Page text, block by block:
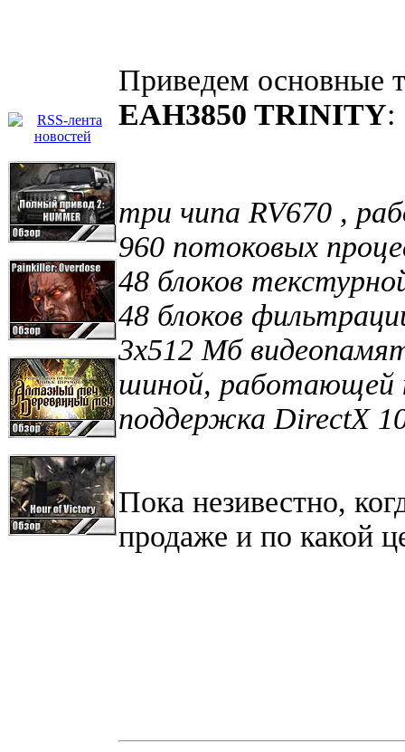
Приведем основные
EAH3850 TRINITY:
три чипа RV670 ,
960 потоковых
48 блоков
48 блоков
3х512 Мб
шиной, работающей
поддержка DirectX
Пока незивестно,
продаже и по какой